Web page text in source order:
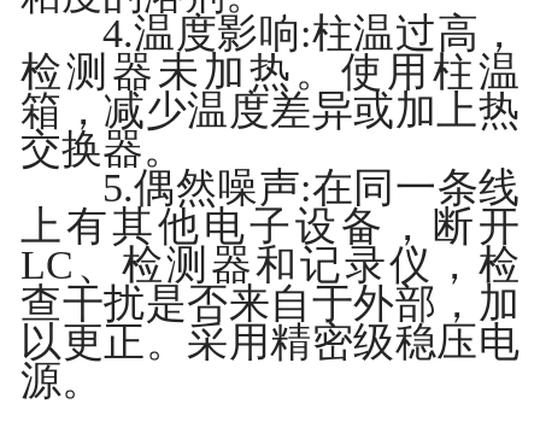
4.温度影响:柱温过高，
检测器未加热。使用柱温
箱，减少温度差异或加上热
交换器。
5.偶然噪声:在同一条线
上有其他电子设备，断开
LC、检测器和记录仪，检
查干扰是否来自于外部，加
以更正。采用精密级稳压电
源。